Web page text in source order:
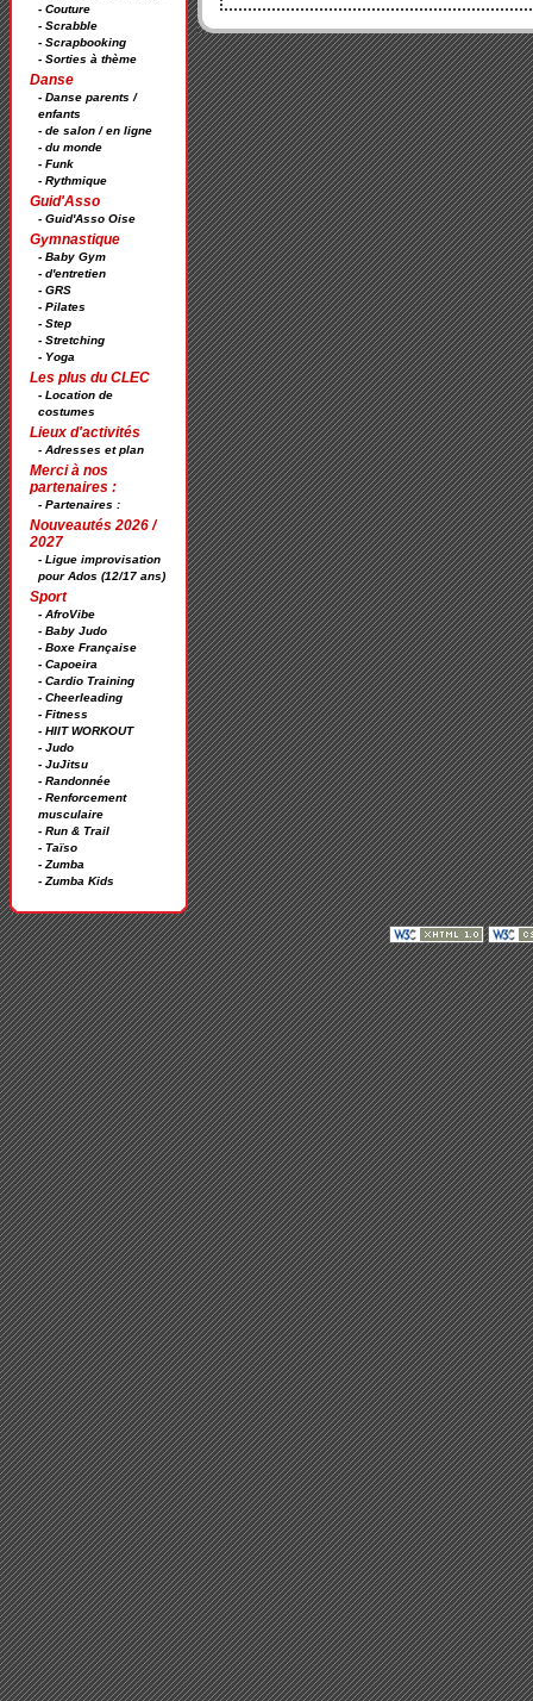
- Couture
- Scrabble
- Scrapbooking
- Sorties à thème
Danse
- Danse parents /
enfants
- de salon / en ligne
- du monde
- Funk
- Rythmique
Guid'Asso
- Guid'Asso Oise
Gymnastique
- Baby Gym
- d'entretien
- GRS
- Pilates
- Step
- Stretching
- Yoga
Les plus du CLEC
- Location de
costumes
Lieux d'activités
- Adresses et plan
Merci à nos
partenaires :
- Partenaires :
Nouveautés 2026 /
2027
- Ligue improvisation
pour Ados (12/17 ans)
Sport
- AfroVibe
- Baby Judo
- Boxe Française
- Capoeira
- Cardio Training
- Cheerleading
- Fitness
- HIIT WORKOUT
- Judo
- JuJitsu
- Randonnée
- Renforcement
musculaire
- Run & Trail
- Taïso
- Zumba
- Zumba Kids